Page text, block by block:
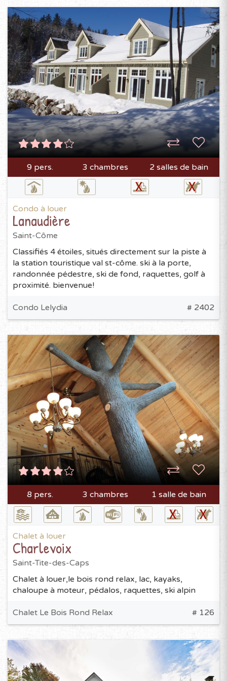
9 pers. 3 chambres 2 salles de bain
Condo à louer
Lanaudière
Saint-Côme
Classifiés 4 étoiles, situés directement sur la piste à
la station touristique val st-côme. ski à la porte,
randonnée pédestre, ski de fond, raquettes, golf à
proximité. bienvenue!
Condo Lelydia # 2402
8 pers. 3 chambres 1 salle de bain
Chalet à louer
Charlevoix
Saint-Tite-des-Caps
Chalet à louer,le bois rond relax, lac, kayaks,
chaloupe à moteur, pédalos, raquettes, ski alpin
Chalet Le Bois Rond Relax # 126